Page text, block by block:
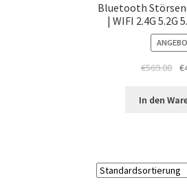
Bluetooth
| WIFI 2.4G 5.2G
€569.00 €
In den